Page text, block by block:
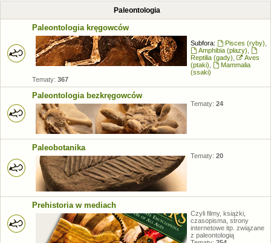
Paleontologia
Paleontologia kręgowców
Subfora: Pisces (ryby)
Amphibia (płazy)
Reptilia (gady)
Aves
(ptaki)
Mammalia
(ssaki)
Tematy: 367
Paleontologia bezkręgowców
Tematy: 24
Paleobotanika
Tematy: 20
Prehistoria w mediach
Czyli filmy, książki,
czasopisma, strony
internetowe itp. związane
z paleontologią